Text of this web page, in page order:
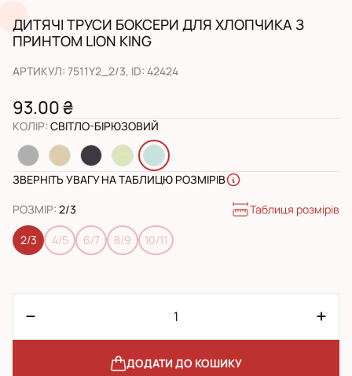
ДИТЯЧІ ТРУСИ БОКСЕРИ ДЛЯ ХЛОПЧИКА З
ПРИНТОМ LION KING
АРТИКУЛ: 7511Y2_2/3, ID: 42424
93.00 ₴
КОЛІР: СВІТЛО-БІРЮЗОВИЙ
ЗВЕРНІТЬ УВАГУ НА ТАБЛИЦЮ РОЗМІРІВ
РОЗМІР: 2/3 Таблиця розмірів
2/3 4/5 6/7 8/9 10/11
ДОДАТИ ДО КОШИКУ